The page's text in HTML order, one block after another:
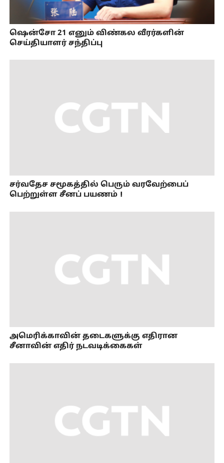
ஷென்சோ 21 எனும் விண்கல வீரர்களின்
செய்தியாளர் சந்திப்பு
சர்வதேச சமூகத்தில் பெரும் வரவேற்பைப்
பெற்றுள்ள சீனப் பயணம்！
அமெரிக்காவின் தடைகளுக்கு எதிரான
சீனாவின் எதிர் நடவடிக்கைகள்